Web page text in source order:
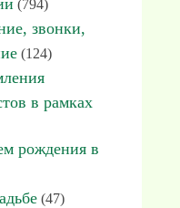
(794)
звонки,
(124)
в рамках
рождения в
(47)